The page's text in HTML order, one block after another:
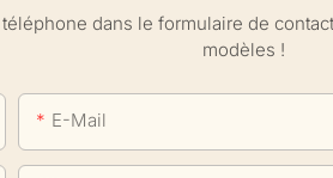
dans le formulaire de
modèles !
E-Mail